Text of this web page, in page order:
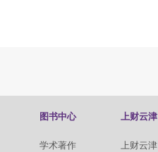
图书中心
学术著作
上财云津
上财云津